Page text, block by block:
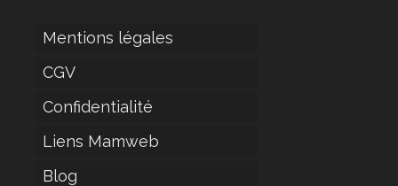
Mentions légales
CGV
Confidentialité
Liens Mamweb
Blog